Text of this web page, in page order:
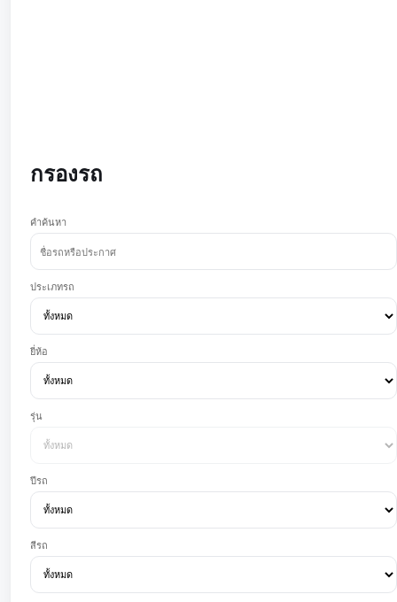
กรองรถ
คำค้นหา
ประเภทรถ
ยี่ห้อ
รุ่น
ปีรถ
สีรถ